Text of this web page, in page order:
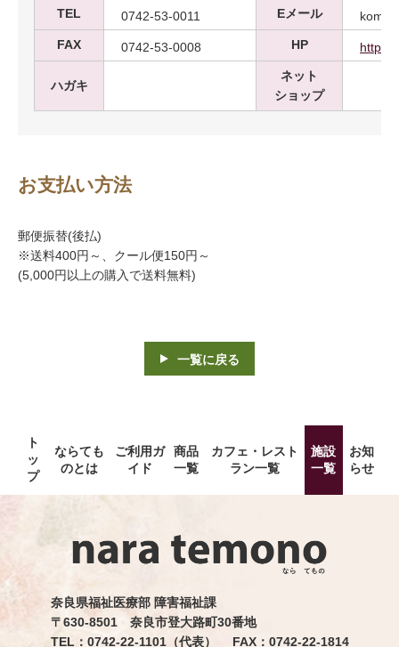
TEL 0742-53-0011 Eメール
FAX
0742-53-0008 HP http://
ハガキ
ネット
ショップ
お支払い方法
郵便振替(後払)
※送料400円～、クール便150円～
(5,000円以上の購入で送料無料)
一覧に戻る
ト
ッ
プ
ならても
のとは
ご利用ガ
イド
商品
一覧
カフェ・レスト
ラン一覧
施設
一覧
お知
らせ
奈良県福祉医療部 障害福祉課
〒630-8501 奈良市登大路町30番地
TEL：0742-22-1101（代表） FAX：0742-22-1814